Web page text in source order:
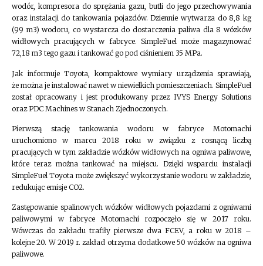
wodór, kompresora do sprężania gazu, butli do jego przechowywania
oraz instalacji do tankowania pojazdów. Dziennie wytwarza do 8,8 kg
(99 m3) wodoru, co wystarcza do dostarczenia paliwa dla 8 wózków
widłowych pracujących w fabryce. SimpleFuel może magazynować
72,18 m3 tego gazu i tankować go pod ciśnieniem 35 MPa.
Jak informuje Toyota, kompaktowe wymiary urządzenia sprawiają,
że można je instalować nawet w niewielkich pomieszczeniach. SimpleFuel
został opracowany i jest produkowany przez IVYS Energy Solutions
oraz PDC Machines w Stanach Zjednoczonych.
Pierwszą stację tankowania wodoru w fabryce Motomachi
uruchomiono w marcu 2018 roku w związku z rosnącą liczbą
pracujących w tym zakładzie wózków widłowych na ogniwa paliwowe,
które teraz można tankować na miejscu. Dzięki wsparciu instalacji
SimpleFuel Toyota może zwiększyć wykorzystanie wodoru w zakładzie,
redukując emisje CO2.
Zastępowanie spalinowych wózków widłowych pojazdami z ogniwami
paliwowymi w fabryce Motomachi rozpoczęło się w 2017 roku.
Wówczas do zakładu trafiły pierwsze dwa FCEV, a roku w 2018 –
kolejne 20. W 2019 r. zakład otrzyma dodatkowe 50 wózków na ogniwa
paliwowe.